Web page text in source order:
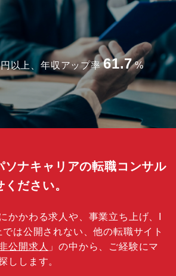
以上、年収アップ率 61.7 %
ソナキャリアの転職コンサル
ださい。
かかわる求人や、事業立ち上げ、I
は公開されない、他の転職サイト
公開求人 」の中から、ご経験にマ
しします。